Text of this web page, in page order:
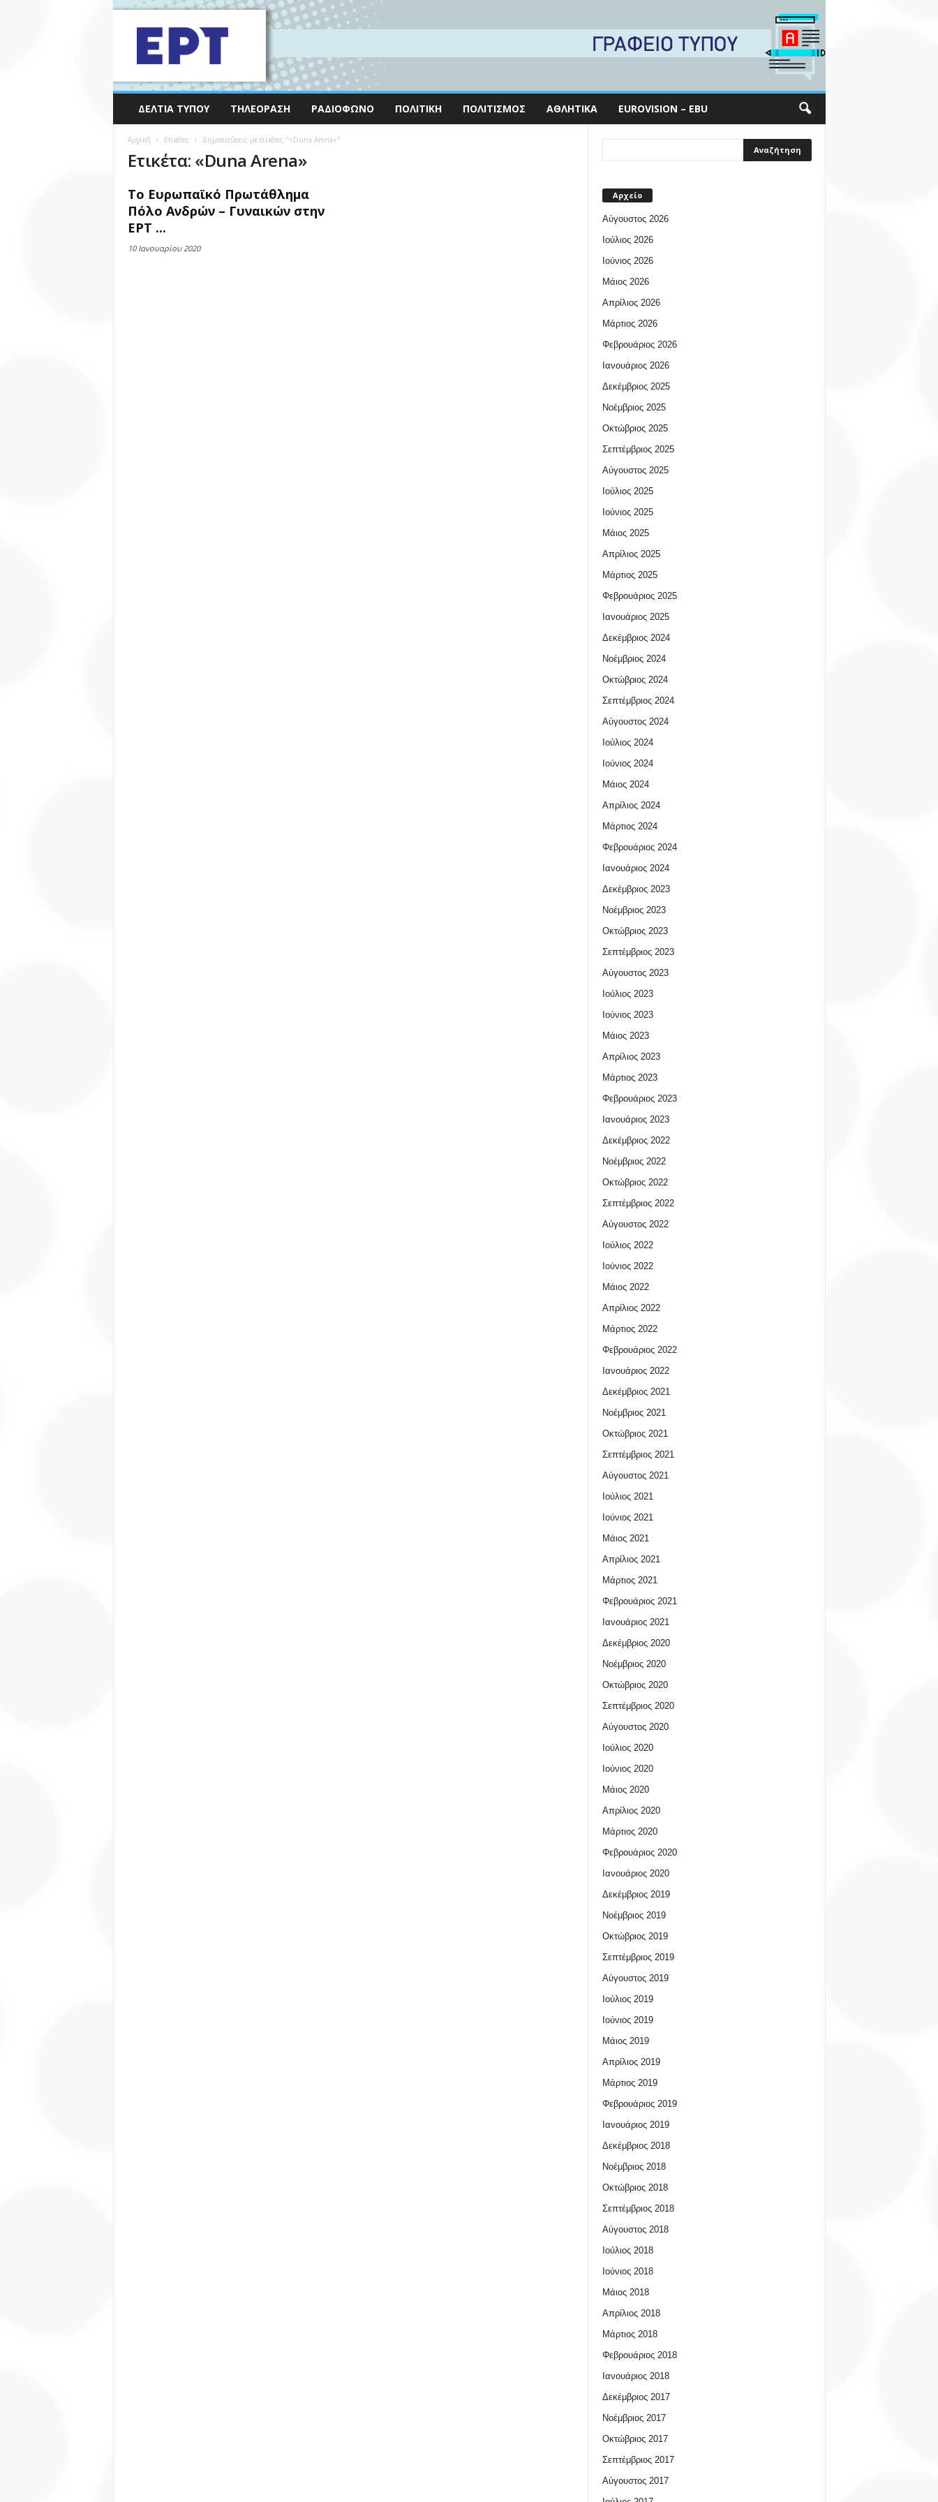
ΔΕΛΤΊΑ ΤΎΠΟΥ ΤΗΛΕΌΡΑΣΗ ΡΑΔΙΌΦΩΝΟ ΠΟΛΙΤΙΚΉ ΠΟΛΙΤΙΣΜΌΣ ΑΘΛΗΤΙΚΆ EUROVISION – EBU
Αρχική Ετικέτες Δημοσιεύσεις με ετικέτες "«Duna Arena»"
Ετικέτα: «Duna Arena»
Το Ευρωπαϊκό Πρωτάθλημα
Πόλο Ανδρών – Γυναικών στην
ΕΡΤ ...
10 Ιανουαρίου 2020
Αρχείο
Αύγουστος 2026
Ιούλιος 2026
Ιούνιος 2026
Μάιος 2026
Απρίλιος 2026
Μάρτιος 2026
Φεβρουάριος 2026
Ιανουάριος 2026
Δεκέμβριος 2025
Νοέμβριος 2025
Οκτώβριος 2025
Σεπτέμβριος 2025
Αύγουστος 2025
Ιούλιος 2025
Ιούνιος 2025
Μάιος 2025
Απρίλιος 2025
Μάρτιος 2025
Φεβρουάριος 2025
Ιανουάριος 2025
Δεκέμβριος 2024
Νοέμβριος 2024
Οκτώβριος 2024
Σεπτέμβριος 2024
Αύγουστος 2024
Ιούλιος 2024
Ιούνιος 2024
Μάιος 2024
Απρίλιος 2024
Μάρτιος 2024
Φεβρουάριος 2024
Ιανουάριος 2024
Δεκέμβριος 2023
Νοέμβριος 2023
Οκτώβριος 2023
Σεπτέμβριος 2023
Αύγουστος 2023
Ιούλιος 2023
Ιούνιος 2023
Μάιος 2023
Απρίλιος 2023
Μάρτιος 2023
Φεβρουάριος 2023
Ιανουάριος 2023
Δεκέμβριος 2022
Νοέμβριος 2022
Οκτώβριος 2022
Σεπτέμβριος 2022
Αύγουστος 2022
Ιούλιος 2022
Ιούνιος 2022
Μάιος 2022
Απρίλιος 2022
Μάρτιος 2022
Φεβρουάριος 2022
Ιανουάριος 2022
Δεκέμβριος 2021
Νοέμβριος 2021
Οκτώβριος 2021
Σεπτέμβριος 2021
Αύγουστος 2021
Ιούλιος 2021
Ιούνιος 2021
Μάιος 2021
Απρίλιος 2021
Μάρτιος 2021
Φεβρουάριος 2021
Ιανουάριος 2021
Δεκέμβριος 2020
Νοέμβριος 2020
Οκτώβριος 2020
Σεπτέμβριος 2020
Αύγουστος 2020
Ιούλιος 2020
Ιούνιος 2020
Μάιος 2020
Απρίλιος 2020
Μάρτιος 2020
Φεβρουάριος 2020
Ιανουάριος 2020
Δεκέμβριος 2019
Νοέμβριος 2019
Οκτώβριος 2019
Σεπτέμβριος 2019
Αύγουστος 2019
Ιούλιος 2019
Ιούνιος 2019
Μάιος 2019
Απρίλιος 2019
Μάρτιος 2019
Φεβρουάριος 2019
Ιανουάριος 2019
Δεκέμβριος 2018
Νοέμβριος 2018
Οκτώβριος 2018
Σεπτέμβριος 2018
Αύγουστος 2018
Ιούλιος 2018
Ιούνιος 2018
Μάιος 2018
Απρίλιος 2018
Μάρτιος 2018
Φεβρουάριος 2018
Ιανουάριος 2018
Δεκέμβριος 2017
Νοέμβριος 2017
Οκτώβριος 2017
Σεπτέμβριος 2017
Αύγουστος 2017